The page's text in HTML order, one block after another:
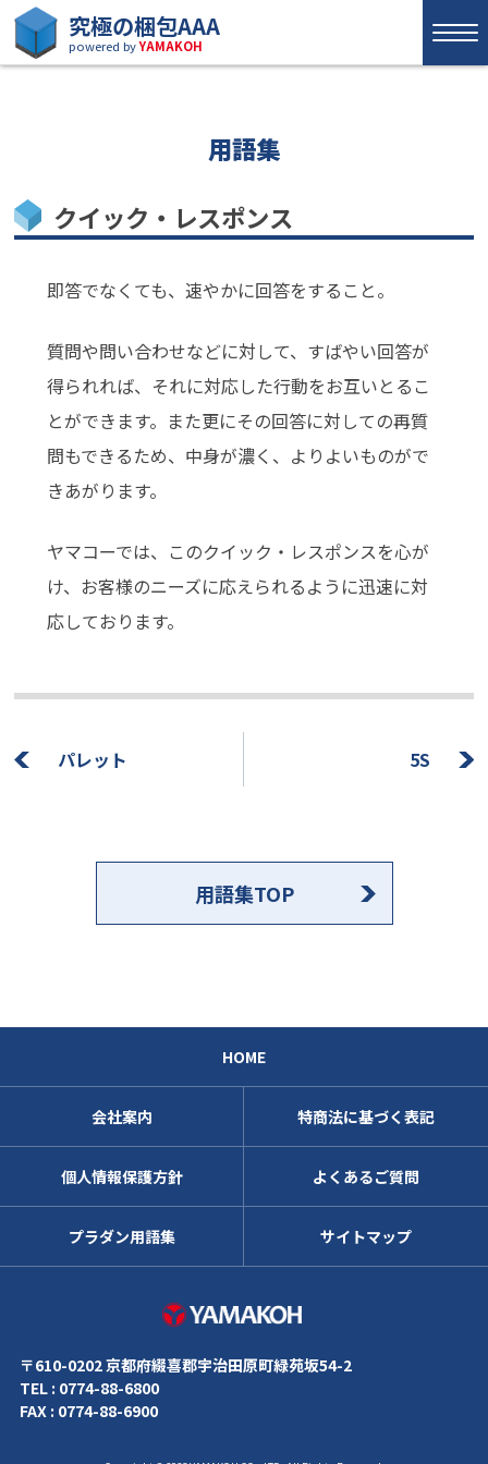
究極の梱包AAA
powered byYAMAKOH
用語集
クイック・レスポンス
即答でなくても、速やかに回答をすること。
質問や問い合わせなどに対して、すばやい回答が
得られれば、それに対応した行動をお互いとるこ
とができます。また更にその回答に対しての再質
問もできるため、中身が濃く、よりよいものがで
きあがります。
ヤマコーでは、このクイック・レスポンスを心が
け、お客様のニーズに応えられるように迅速に対
応しております。
パレット 5S
用語集TOP
HOME
会社案内 特商法に基づく表記
個人情報保護方針 よくあるご質問
プラダン用語集 サイトマップ
〒610-0202 京都府綴喜郡宇治田原町緑苑坂54-2
TEL : 0774-88-6800
FAX : 0774-88-6900